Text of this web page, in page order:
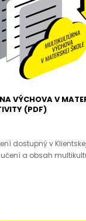
VÝCHOVA V
(PDF)
dostupný v
učení a obsah